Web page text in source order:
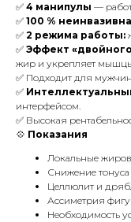
✅ 4 манипулы —
✅ 100 %
✅ 2 режима работы:
✅ Эффект
жир и укрепляет
✅ Подходит для
✅
интерфейсом.
✅ Высокая
💠 Показания
Локальные
Снижение
Целлюлит и
Ассиметрия
Необходимость